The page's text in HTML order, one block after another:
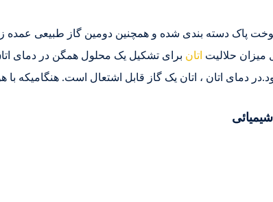
پاک دسته بندی شده و همچنین دومین گاز طبیعی
میزان حلالیت اتان برای تشکیل یک محلول همگن در دمای
یک گاز قابل اشتعال است. هنگامیکه با هوا به نسبت 12%-3% حجمی مخلوط می شود، تبدیل به یک مخلوط